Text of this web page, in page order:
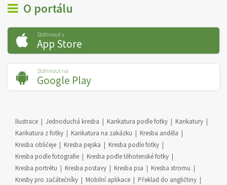
O portálu
Stáhnout v
App Store
Stáhnout na
Google Play
Ilustrace Jednoduchá kresba Karikatura podle fotky
Karikatury
Karikatura z fotky
Karikatura na zakázku
Kresba anděla
Kresba obličeje
Kresba pejska
Kresba podle fotky
Kresba podle fotografie
Kresba podle těhotenské fotky
Kresba portrétu
Kresba postavy Kresba psa
Kresba stromu
Kresby pro začátečníky
Mobilní aplikace
Překlad do angličtiny